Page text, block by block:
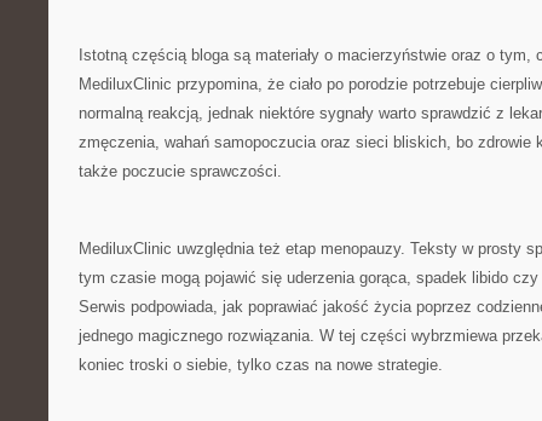
Istotną częścią bloga są materiały o macierzyństwie oraz o tym,
MediluxClinic przypomina, że ciało po porodzie potrzebuje
normalną reakcją, jednak niektóre sygnały warto sprawdzić z
zmęczenia, wahań samopoczucia oraz sieci bliskich, bo zdrowie
także poczucie sprawczości.
MediluxClinic uwzględnia też etap menopauzy. Teksty w prosty
tym czasie mogą pojawić się uderzenia gorąca, spadek libido
Serwis podpowiada, jak poprawiać jakość życia poprzez
jednego magicznego rozwiązania. W tej części wybrzmiewa
koniec troski o siebie, tylko czas na nowe strategie.